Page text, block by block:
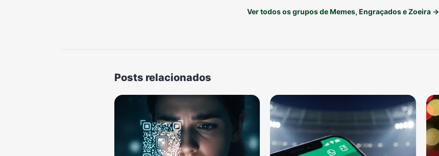
Ver todos os grupos de Memes, Engraçados e Zoeira →
Posts relacionados